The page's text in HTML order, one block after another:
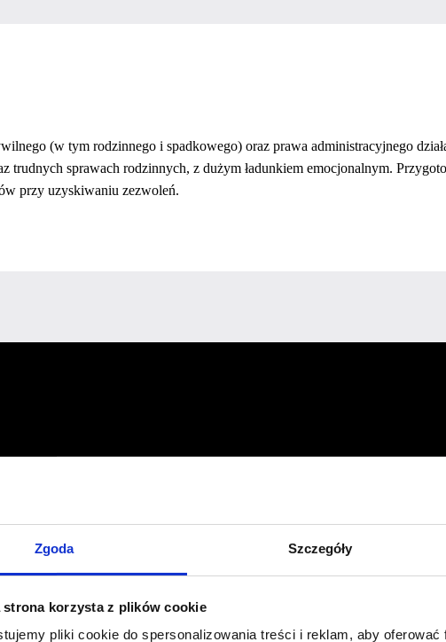
Zgoda Szczegóły
strona korzysta z plików cookie
pliki cookie do spersonalizowania treści i reklam, aby oferować
(w tym rodzinnego i spadkowego) oraz prawa administracyjnego
trudnych sprawach rodzinnych, z dużym ładunkiem emocjonalnym.
przy uzyskiwaniu zezwoleń.
Szpilka
Profil tiktok Czerwona Szpilka
Szpilka